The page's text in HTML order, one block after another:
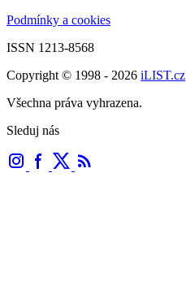
Podmínky a cookies
ISSN 1213-8568
Copyright © 1998 - 2026 iLIST.cz
Všechna práva vyhrazena.
Sleduj nás